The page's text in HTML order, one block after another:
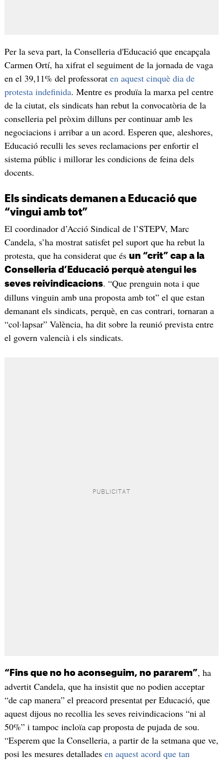
Per la seva part, la Conselleria d'Educació que encapçala
Carmen Ortí, ha xifrat el seguiment de la jornada de vaga
en el 39,11% del professorat en aquest cinquè dia de
protesta indefinida. Mentre es produïa la marxa pel centre
de la ciutat, els sindicats han rebut la convocatòria de la
conselleria pel pròxim dilluns per continuar amb les
negociacions i arribar a un acord. Esperen que, aleshores,
Educació reculli les seves reclamacions per enfortir el
sistema públic i millorar les condicions de feina dels
docents.
Els sindicats demanen a Educació que
“vingui amb tot”
El coordinador d’Acció Sindical de l’STEPV, Marc
Candela, s’ha mostrat satisfet pel suport que ha rebut la
protesta, que ha considerat que és un “crit” cap a la
Conselleria d’Educació perquè atengui les
seves reivindicacions. “Que prenguin nota i que
dilluns vinguin amb una proposta amb tot” el que estan
demanant els sindicats, perquè, en cas contrari, tornaran a
“col·lapsar” València, ha dit sobre la reunió prevista entre
el govern valencià i els sindicats.
“Fins que no ho aconseguim, no pararem”, ha
advertit Candela, que ha insistit que no podien acceptar
“de cap manera” el preacord presentat per Educació, que
aquest dijous no recollia les seves reivindicacions “ni al
50%” i tampoc incloïa cap proposta de pujada de sou.
“Esperem que la Conselleria, a partir de la setmana que ve,
posi les mesures detallades en aquest acord que tan